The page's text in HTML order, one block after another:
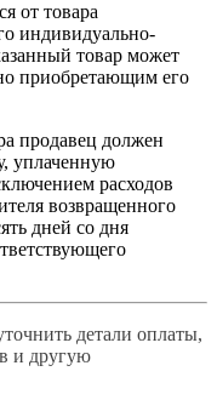
от товара
индивидуально-
товар может
приобретающим его
продавец должен
уплаченную
расходов
возвращенного
дней со дня
детали оплаты,
и другую